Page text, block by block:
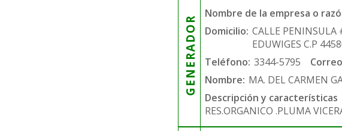
GENERADOR
Nombre de la empresa o
Domicilio: CALLE PENINSULA
EDUWIGES C.P
Teléfono: 3344-5795
Nombre: MA. DEL CARMEN
Descripción y características
RES.ORGANICO .PLUMA